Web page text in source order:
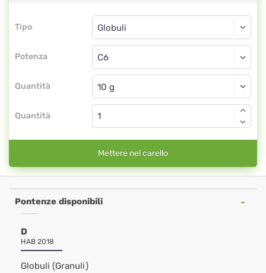
Tipo
Tipo
Potenza
Globuli
C6
Quantità
Globuli
Quantità
Mettere nel carello
Pontenze disponibili
D
HAB 2018
Globuli (Granuli)